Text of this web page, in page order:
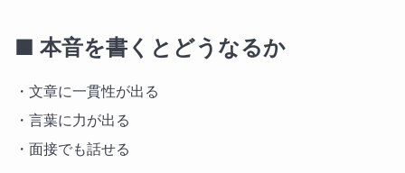
■ 本音を書くとどうなるか
・文章に一貫性が出る
・言葉に力が出る
・面接でも話せる